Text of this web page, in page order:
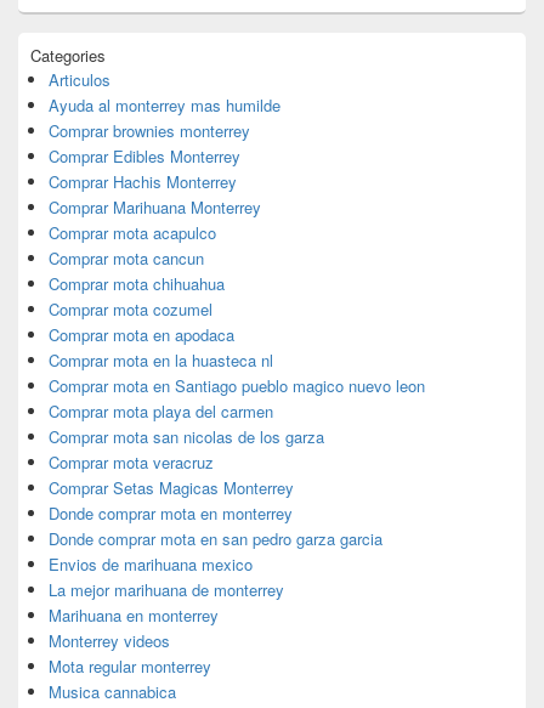
Categories
Articulos
Ayuda al monterrey mas humilde
Comprar brownies monterrey
Comprar Edibles Monterrey
Comprar Hachis Monterrey
Comprar Marihuana Monterrey
Comprar mota acapulco
Comprar mota cancun
Comprar mota chihuahua
Comprar mota cozumel
Comprar mota en apodaca
Comprar mota en la huasteca nl
Comprar mota en Santiago pueblo magico nuevo leon
Comprar mota playa del carmen
Comprar mota san nicolas de los garza
Comprar mota veracruz
Comprar Setas Magicas Monterrey
Donde comprar mota en monterrey
Donde comprar mota en san pedro garza garcia
Envios de marihuana mexico
La mejor marihuana de monterrey
Marihuana en monterrey
Monterrey videos
Mota regular monterrey
Musica cannabica